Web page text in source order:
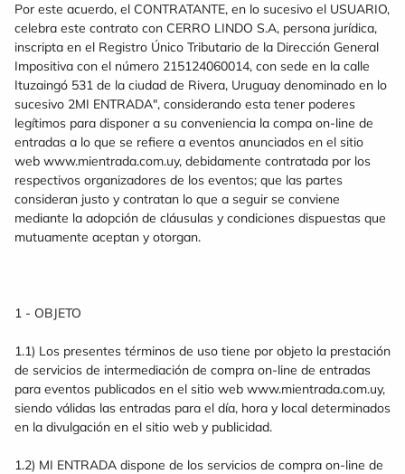
Por este acuerdo, el CONTRATANTE, en lo sucesivo el USUARIO,
celebra este contrato con CERRO LINDO S.A, persona jurídica,
inscripta en el Registro Único Tributario de la Dirección General
Impositiva con el número 215124060014, con sede en la calle
Ituzaingó 531 de la ciudad de Rivera, Uruguay denominado en lo
sucesivo 2MI ENTRADA", considerando esta tener poderes
legítimos para disponer a su conveniencia la compa on-line de
entradas a lo que se refiere a eventos anunciados en el sitio
web www.mientrada.com.uy, debidamente contratada por los
respectivos organizadores de los eventos; que las partes
consideran justo y contratan lo que a seguir se conviene
mediante la adopción de cláusulas y condiciones dispuestas que
mutuamente aceptan y otorgan.
1 - OBJETO
1.1) Los presentes términos de uso tiene por objeto la prestación
de servicios de intermediación de compra on-line de entradas
para eventos publicados en el sitio web www.mientrada.com.uy,
siendo válidas las entradas para el día, hora y local determinados
en la divulgación en el sitio web y publicidad.
1.2) MI ENTRADA dispone de los servicios de compra on-line de